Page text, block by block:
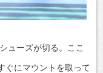
ューズが切る。ここ
ぐにマウントを取って